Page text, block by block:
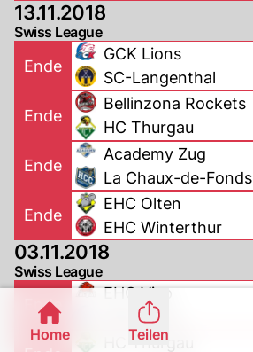
13.11.2018
Swiss League
Ende
GCK Lions
SC-Langenthal
Ende
Bellinzona Rockets
HC Thurgau
Ende
Academy Zug
La Chaux-de-Fonds
Ende
EHC Olten
EHC Winterthur
03.11.2018
Swiss League
Ende
EHC Visp
GCK Lions
HC Thurgau
Home Teilen